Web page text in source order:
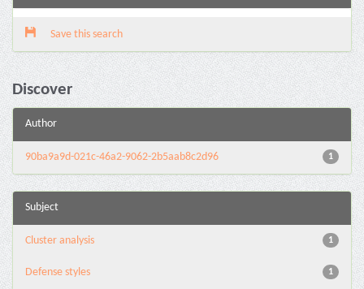
Save this search
Discover
Author
1
90ba9a9d-021c-46a2-9062-2b5aab8c2d96
Subject
1
Cluster analysis
1
Defense styles